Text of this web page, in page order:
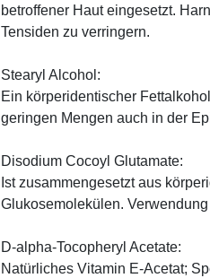
betroffener Haut eingesetzt.
Tensiden zu verringern.
Stearyl Alcohol:
Ein körperidentischer
geringen Mengen auch in der
Disodium Cocoyl Glutamate:
Ist zusammengesetzt aus
Glukosemolekülen.
D-alpha-Tocopheryl Acetate:
Natürliches Vitamin E-Acetat;